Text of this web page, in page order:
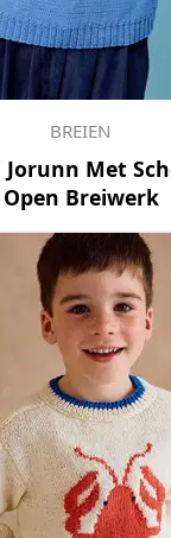
BREIEN
Met
Open Breiwerk